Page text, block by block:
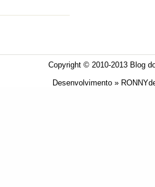
Copyright © 2010-2013 Blog
Desenvolvimento »